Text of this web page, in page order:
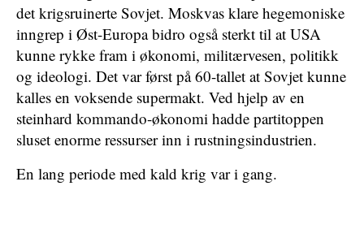
det krigsruinerte Sovjet. Moskvas klare hegemoniske
inngrep i Øst-Europa bidro også sterkt til at USA
kunne rykke fram i økonomi, militærvesen, politikk
og ideologi. Det var først på 60-tallet at Sovjet kunne
kalles en voksende supermakt. Ved hjelp av en
steinhard kommando-økonomi hadde partitoppen
sluset enorme ressurser inn i rustningsindustrien.
En lang periode med kald krig var i gang.